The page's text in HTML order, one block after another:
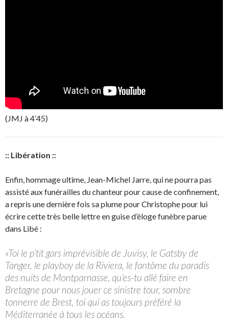
(JMJ à 4’45)
:: Libération ::
Enfin, hommage ultime, Jean-Michel Jarre, qui ne pourra pas
assisté aux funérailles du chanteur pour cause de confinement,
a repris une dernière fois sa plume pour Christophe pour lui
écrire cette très belle lettre en guise d’éloge funèbre parue
dans Libé :
«Toi le p’tit gars imprévisible de Juvisy, le Gatsby de
Tanger, le playboy de la Riviera, le fantôme du paradis
des nuits de Montparnasse, qu’es-tu allé faire en
Bretagne pour nous jouer ce sinistre tour, sombre
tonnerre de Brest, toi qui as toujours préféré la
Méditerranée à tous les océans.